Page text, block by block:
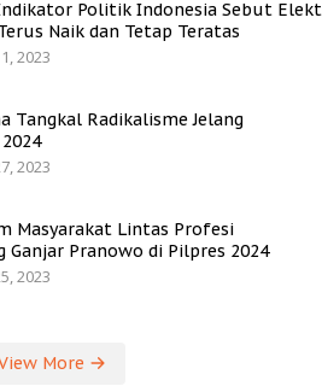
Politik Indonesia Sebut
Naik dan Tetap Teratas
2023
Tangkal Radikalisme Jelang
2023
Masyarakat Lintas Profesi
Ganjar Pranowo di Pilpres 2024
2023
More